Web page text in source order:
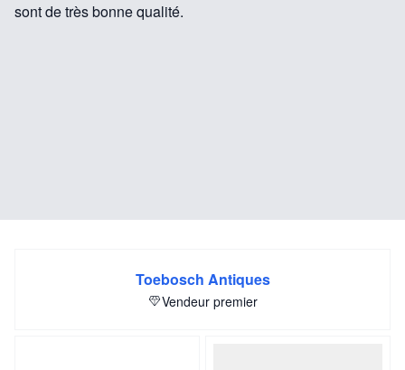
sont de très bonne qualité.
Toebosch Antiques
Vendeur premier